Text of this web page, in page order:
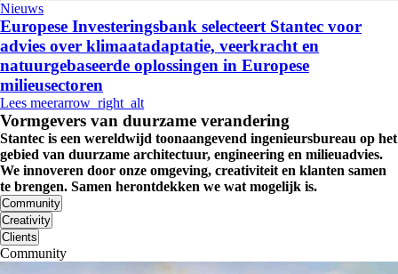
Nieuws
Europese Investeringsbank selecteert Stantec voor
advies over klimaatadaptatie, veerkracht en
natuurgebaseerde oplossingen in Europese
milieusectoren
Lees meerarrow_right_alt
Vormgevers van duurzame verandering
Stantec is een wereldwijd toonaangevend ingenieursbureau op het
gebied van duurzame architectuur, engineering en milieuadvies.
We innoveren door onze omgeving, creativiteit en klanten samen
te brengen. Samen herontdekken we wat mogelijk is.
Community
Creativity
Clients
Community